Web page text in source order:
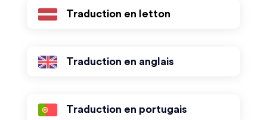
Traduction en letton
Traduction en anglais
Traduction en portugais